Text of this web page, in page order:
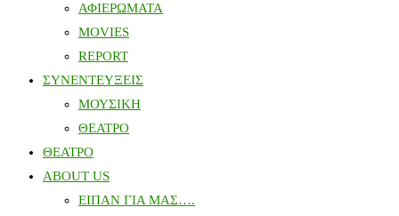
ΑΦΙΕΡΩΜΑΤΑ
MOVIES
REPORT
ΣΥΝΕΝΤΕΥΞΕΙΣ
ΜΟΥΣΙΚΗ
ΘΕΑΤΡΟ
ΘΕΑΤΡΟ
ABOUT US
ΕΙΠΑΝ ΓΙΑ ΜΑΣ….